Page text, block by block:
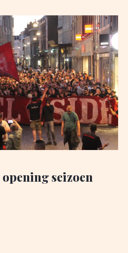
seizoen